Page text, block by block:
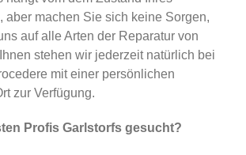
aber machen Sie sich keine Sorgen,
auf alle Arten der Reparatur von
stehen wir jederzeit natürlich bei
mit einer persönlichen
zur Verfügung.
Profis Garlstorfs gesucht?